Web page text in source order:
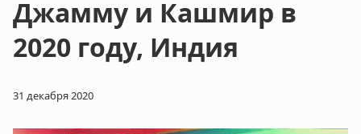
Джамму и Кашмир в
2020 году, Индия
31 декабря 2020